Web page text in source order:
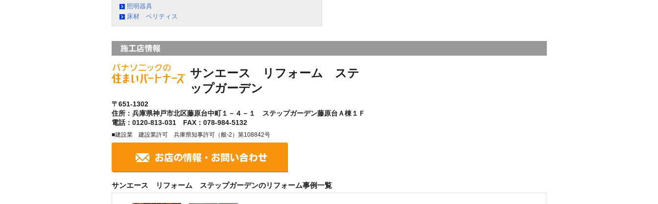
照明器具
床材 ベリティス
サンエース リフォーム ステ
ップガーデン
〒651-1302
住所：兵庫県神戸市北区藤原台中町１－４－１ ステップガーデン藤原台Ａ棟１Ｆ
電話：0120-813-031 FAX：078-984-5132
■建設業 建設業許可 兵庫県知事許可（般-2）第108842号
サンエース リフォーム ステップガーデンのリフォーム事例一覧